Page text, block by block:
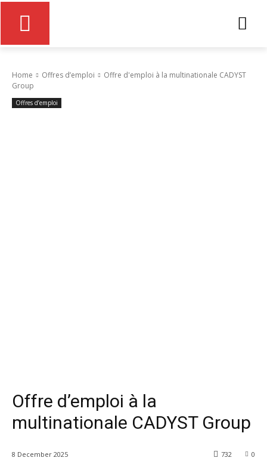
Home Offres d’emploi
Offre d'emploi à la multinationale CADYST
Group
Offres d’emploi
Offre d’emploi à la
multinationale CADYST Group
8 December 2025 0
732